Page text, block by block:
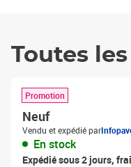
Toutes
Promotion
Neuf
Vendu et expédié par
En stock
Expédié sous 2 jours,